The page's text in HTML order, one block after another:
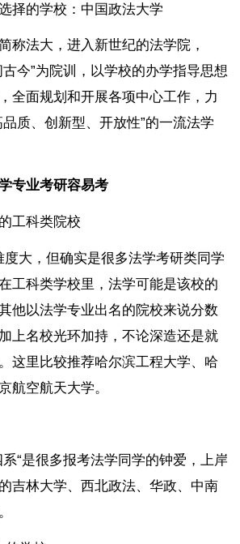
择的学校：中国政法大学
称法大，进入新世纪的法学院，
今”为院训，以学校的办学指导思想
全面规划和开展各项中心工作，力
质、创新型、开放性”的一流法学
专业考研容易考
工科类院校
度大，但确实是很多法学考研类同学
工科类学校里，法学可能是该校的
他以法学专业出名的院校来说分数
上名校光环加持，不论深造还是就
这里比较推荐哈尔滨工程大学、哈
航空航天大学。
“是很多报考法学同学的钟爱，上岸
吉林大学、西北政法、华政、中南